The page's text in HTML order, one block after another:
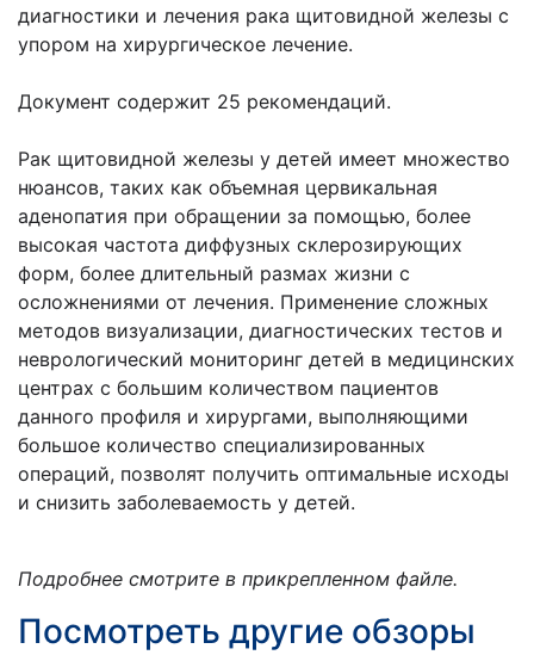
диагностики и лечения рака щитовидной железы с
упором на хирургическое лечение.
Документ содержит 25 рекомендаций.
Рак щитовидной железы у детей имеет множество
нюансов, таких как объемная цервикальная
аденопатия при обращении за помощью, более
высокая частота диффузных склерозирующих
форм, более длительный размах жизни с
осложнениями от лечения. Применение сложных
методов визуализации, диагностических тестов и
неврологический мониторинг детей в медицинских
центрах с большим количеством пациентов
данного профиля и хирургами, выполняющими
большое количество специализированных
операций, позволят получить оптимальные исходы
и снизить заболеваемость у детей.
Подробнее смотрите в прикрепленном файле.
Посмотреть другие обзоры